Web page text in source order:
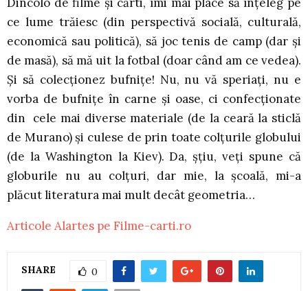
ce lume trăiesc (din perspectivă socială, culturală,
economică sau politică), să joc tenis de camp (dar şi
de masă), să mă uit la fotbal (doar când am ce vedea).
Şi să colecţionez bufniţe! Nu, nu vă speriaţi, nu e
vorba de bufniţe în carne şi oase, ci confecţionate
din cele mai diverse materiale (de la ceară la sticlă
de Murano) şi culese de prin toate colţurile globului
(de la Washington la Kiev). Da, şţiu, veţi spune că
globurile nu au colţuri, dar mie, la şcoală, mi-a
plăcut literatura mai mult decât geometria…
Articole Alartes pe Filme-carti.ro
SHARE 0